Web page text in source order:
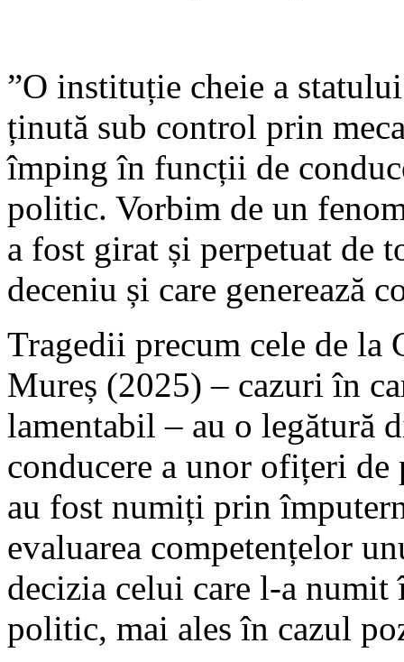
”O instituție cheie a
ținută sub control prin
împing în funcții de
politic. Vorbim de un
a fost girat și perpetuat de
deceniu și care generează
Tragedii precum cele de la
Mureș (2025) – cazuri în
lamentabil – au o legătură
conducere a unor ofițeri
au fost numiți prin
evaluarea competențelor
decizia celui care l-a
politic, mai ales în cazul